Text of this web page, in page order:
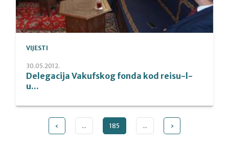
VIJESTI
30.05.2012.
Delegacija Vakufskog fonda kod reisu-l-
u...
‹ ... 185 ... ›